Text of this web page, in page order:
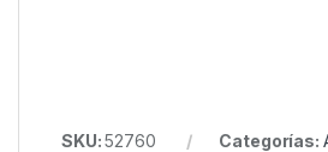
SKU:52760 Categorías: